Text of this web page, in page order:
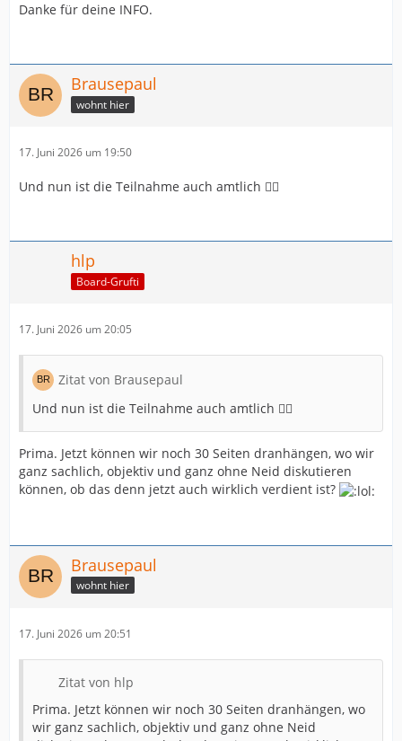
Danke für deine INFO.
Brausepaul
wohnt hier
17. Juni 2026 um 19:50
Und nun ist die Teilnahme auch amtlich 👍🏻
hlp
Board-Grufti
17. Juni 2026 um 20:05
Zitat von Brausepaul
Und nun ist die Teilnahme auch amtlich 👍🏻
Prima. Jetzt können wir noch 30 Seiten dranhängen, wo wir
ganz sachlich, objektiv und ganz ohne Neid diskutieren
können, ob das denn jetzt auch wirklich verdient ist?
Brausepaul
wohnt hier
17. Juni 2026 um 20:51
Zitat von hlp
Prima. Jetzt können wir noch 30 Seiten dranhängen, wo
wir ganz sachlich, objektiv und ganz ohne Neid